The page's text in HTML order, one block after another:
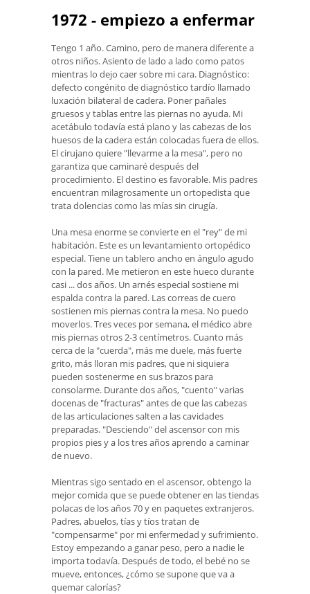
1972 - empiezo a enfermar
Tengo 1 año. Camino, pero de manera diferente a
otros niños. Asiento de lado a lado como patos
mientras lo dejo caer sobre mi cara. Diagnóstico:
defecto congénito de diagnóstico tardío llamado
luxación bilateral de cadera. Poner pañales
gruesos y tablas entre las piernas no ayuda. Mi
acetábulo todavía está plano y las cabezas de los
huesos de la cadera están colocadas fuera de ellos.
El cirujano quiere "llevarme a la mesa", pero no
garantiza que caminaré después del
procedimiento. El destino es favorable. Mis padres
encuentran milagrosamente un ortopedista que
trata dolencias como las mías sin cirugía.
Una mesa enorme se convierte en el "rey" de mi
habitación. Este es un levantamiento ortopédico
especial. Tiene un tablero ancho en ángulo agudo
con la pared. Me metieron en este hueco durante
casi ... dos años. Un arnés especial sostiene mi
espalda contra la pared. Las correas de cuero
sostienen mis piernas contra la mesa. No puedo
moverlos. Tres veces por semana, el médico abre
mis piernas otros 2-3 centímetros. Cuanto más
cerca de la "cuerda", más me duele, más fuerte
grito, más lloran mis padres, que ni siquiera
pueden sostenerme en sus brazos para
consolarme. Durante dos años, "cuento" varias
docenas de "fracturas" antes de que las cabezas
de las articulaciones salten a las cavidades
preparadas. "Desciendo" del ascensor con mis
propios pies y a los tres años aprendo a caminar
de nuevo.
Mientras sigo sentado en el ascensor, obtengo la
mejor comida que se puede obtener en las tiendas
polacas de los años 70 y en paquetes extranjeros.
Padres, abuelos, tías y tíos tratan de
"compensarme" por mi enfermedad y sufrimiento.
Estoy empezando a ganar peso, pero a nadie le
importa todavía. Después de todo, el bebé no se
mueve, entonces, ¿cómo se supone que va a
quemar calorías?